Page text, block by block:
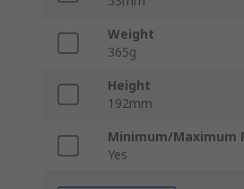
Weight
365g
Height
192mm
Minimum/Maximum
Yes